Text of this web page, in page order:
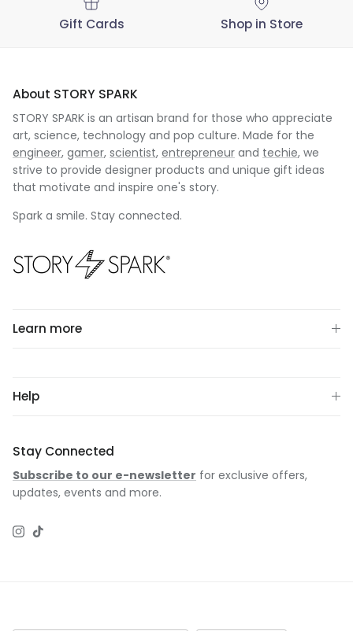
Gift Cards Shop in Store
About STORY SPARK
STORY SPARK is an artisan brand for those who appreciate
art, science, technology and pop culture. Made for the
engineer, gamer, scientist, entrepreneur and techie, we
strive to provide designer products and unique gift ideas
that motivate and inspire one's story.
Spark a smile. Stay connected.
Learn more
Help
Stay Connected
Subscribe to our e-newsletter for exclusive offers,
updates, events and more.
Instagram
TikTok